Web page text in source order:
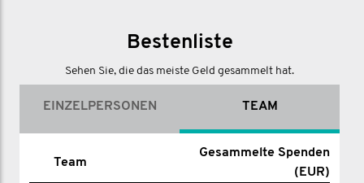
Bestenliste
Sehen Sie, die das meiste Geld gesammelt hat.
EINZELPERSONEN TEAM
Name
Gesammelte Spenden
(EUR)
Team
Gesammelte Spenden
(EUR)